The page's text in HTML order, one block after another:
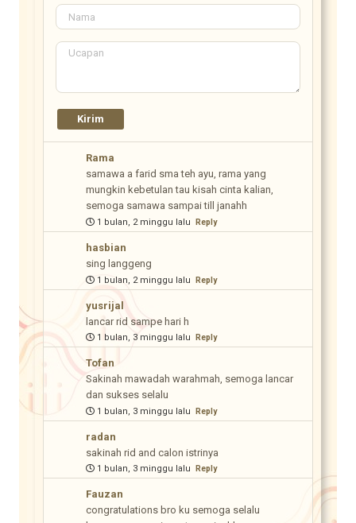
Rama
samawa a farid sma teh ayu, rama yang
mungkin kebetulan tau kisah cinta kalian,
semoga samawa sampai till janahh
1 bulan, 2 minggu lalu Reply
hasbian
sing langgeng
1 bulan, 2 minggu lalu Reply
yusrijal
lancar rid sampe hari h
1 bulan, 3 minggu lalu Reply
Tofan
Sakinah mawadah warahmah, semoga lancar
dan sukses selalu
1 bulan, 3 minggu lalu Reply
radan
sakinah rid and calon istrinya
1 bulan, 3 minggu lalu Reply
Fauzan
congratulations bro ku semoga selalu